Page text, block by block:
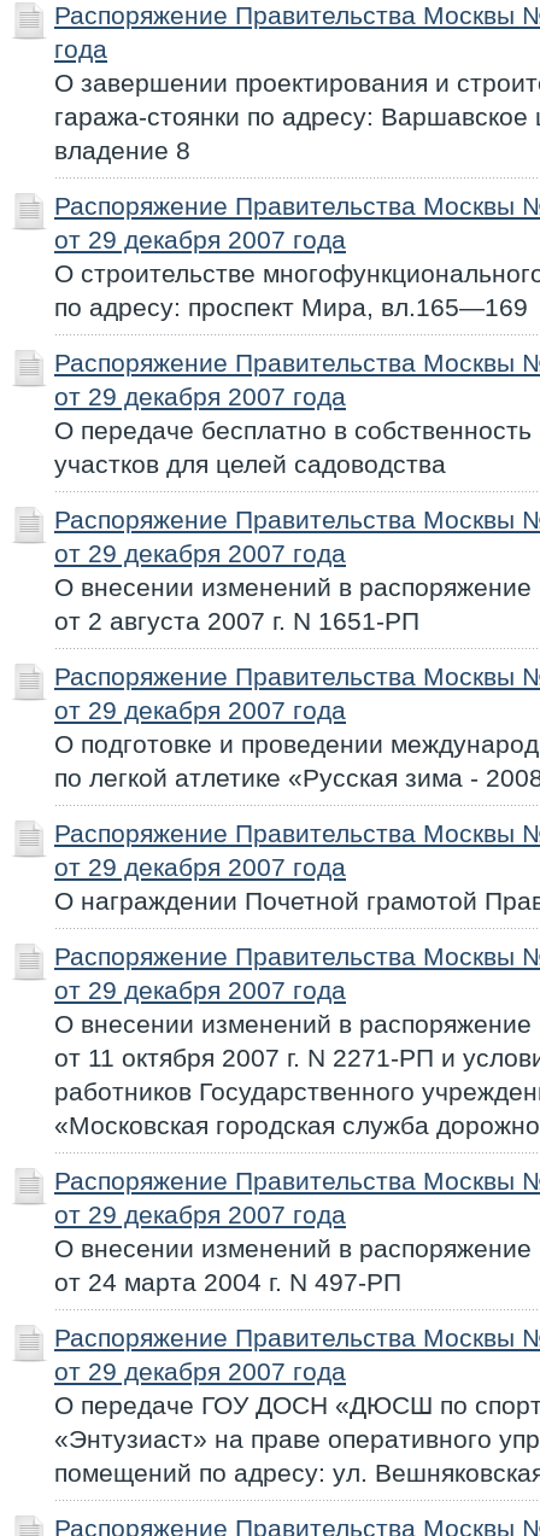
Распоряжение Правительства Москвы
года
О завершении проектирования и
гаража-стоянки по адресу:
владение 8
Распоряжение Правительства Москвы
от 29 декабря 2007 года
О строительстве
по адресу: проспект Мира, вл.165—169
Распоряжение Правительства Москвы
от 29 декабря 2007 года
О передаче бесплатно в
участков для целей садоводства
Распоряжение Правительства Москвы
от 29 декабря 2007 года
О внесении изменений в
от 2 августа 2007 г. N 1651-РП
Распоряжение Правительства Москвы
от 29 декабря 2007 года
О подготовке и проведении
по легкой атлетике «Русская зима -
Распоряжение Правительства Москвы
от 29 декабря 2007 года
О награждении Почетной грамотой
Распоряжение Правительства Москвы
от 29 декабря 2007 года
О внесении изменений в
от 11 октября 2007 г. N 2271-РП и
работников Государственного
«Московская городская служба
Распоряжение Правительства Москвы
от 29 декабря 2007 года
О внесении изменений в
от 24 марта 2004 г. N 497-РП
Распоряжение Правительства Москвы
от 29 декабря 2007 года
О передаче ГОУ ДОСН «ДЮСШ по
«Энтузиаст» на праве оперативного
помещений по адресу: ул.
Распоряжение Правительства Москвы